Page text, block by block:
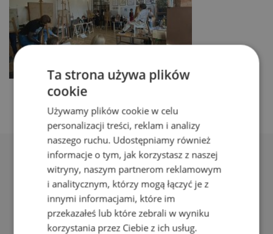
Adres:
ul. Nyska 61a, Wrocław 50-505
Ta strona używa plików
cookie
Używamy plików cookie w celu
personalizacji treści, reklam i analizy
naszego ruchu. Udostępniamy również
informacje o tym, jak korzystasz z naszej
witryny, naszym partnerom reklamowym
i analitycznym, którzy mogą łączyć je z
innymi informacjami, które im
przekazałeś lub które zebrali w wyniku
korzystania przez Ciebie z ich usług.